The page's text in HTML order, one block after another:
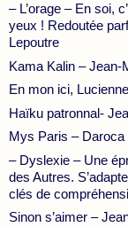
– L’orage – En soi,
yeux ! Redoutée
Lepoutre
Kama Kalin – Jean-
En mon ici,
Haïku patronnal-
Mys Paris – Daroca
– Dyslexie – Une
des Autres.
clés de
Sinon s’aimer –